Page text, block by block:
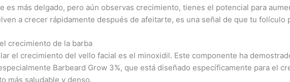
es más delgado, pero aún observas crecimiento, tienes el potencial para
a crecer rápidamente después de afeitarte, es una señal de que tu
crecimiento de la barba
el crecimiento del vello facial es el minoxidil. Este componente ha
Barbeard Grow 3%, que está diseñado específicamente para el
más saludable y denso.